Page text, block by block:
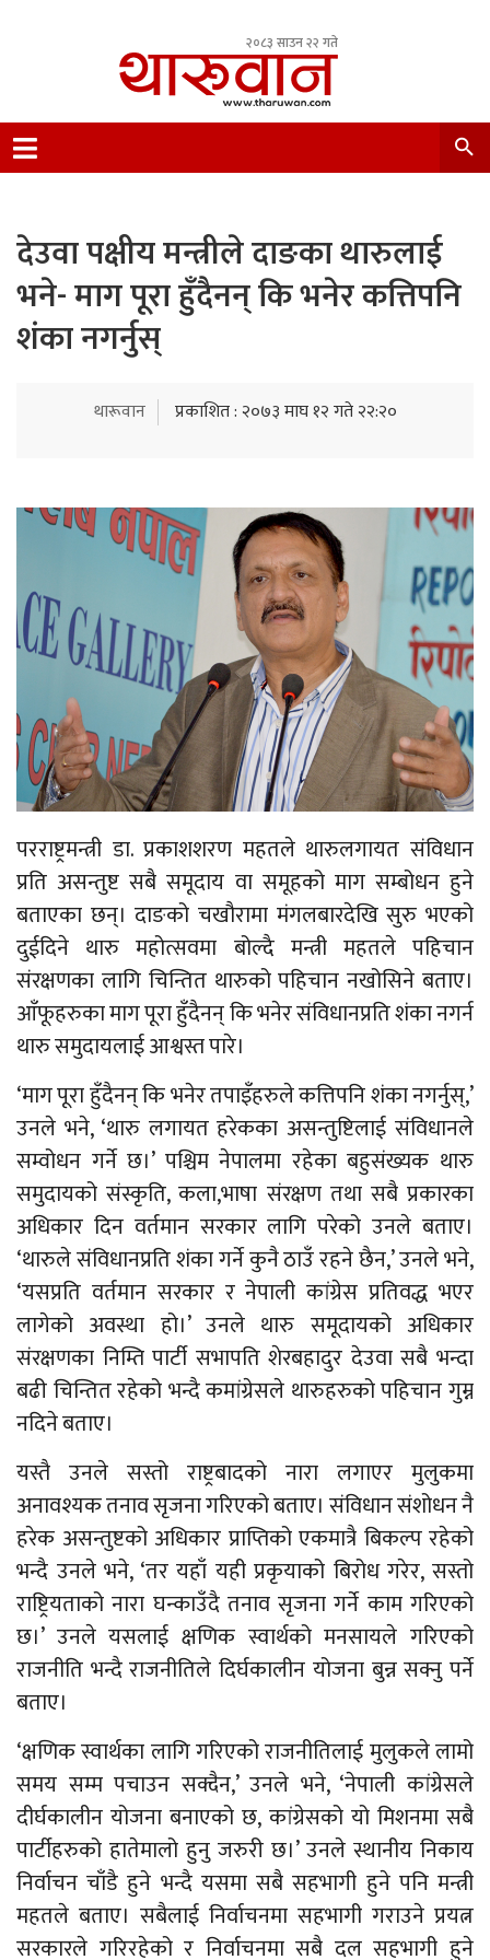
२०८३ साउन २२ गते
Nepal.
देउवा पक्षीय मन्त्रीले दाङका थारुलाई
भने- माग पूरा हुँदैनन् कि भनेर कत्तिपनि
शंका नगर्नुस्
थारूवान प्रकाशित : २०७३ माघ १२ गते २२:२०
परराष्ट्रमन्त्री डा. प्रकाशशरण महतले थारुलगायत संविधान
प्रति असन्तुष्ट सबै समूदाय वा समूहको माग सम्बोधन हुने
बताएका छन्। दाङको चखौरामा मंगलबारदेखि सुरु भएको
दुईदिने थारु महोत्सवमा बोल्दै मन्त्री महतले पहिचान
संरक्षणका लागि चिन्तित थारुको पहिचान नखोसिने बताए।
आँफूहरुका माग पूरा हुँदैनन् कि भनेर संविधानप्रति शंका नगर्न
थारु समुदायलाई आश्वस्त पारे।
‘माग पूरा हुँदैनन् कि भनेर तपाइँहरुले कत्तिपनि शंका नगर्नुस्,’
उनले भने, ‘थारु लगायत हरेकका असन्तुष्टिलाई संविधानले
सम्वोधन गर्ने छ।’ पश्चिम नेपालमा रहेका बहुसंख्यक थारु
समुदायको संस्कृति, कला,भाषा संरक्षण तथा सबै प्रकारका
अधिकार दिन वर्तमान सरकार लागि परेको उनले बताए।
‘थारुले संविधानप्रति शंका गर्ने कुनै ठाउँ रहने छैन,’ उनले भने,
‘यसप्रति वर्तमान सरकार र नेपाली कांग्रेस प्रतिवद्ध भएर
लागेको अवस्था हो।’ उनले थारु समूदायको अधिकार
संरक्षणका निम्ति पार्टी सभापति शेरबहादुर देउवा सबै भन्दा
बढी चिन्तित रहेको भन्दै कमांग्रेसले थारुहरुको पहिचान गुम्न
नदिने बताए।
यस्तै उनले सस्तो राष्ट्रबादको नारा लगाएर मुलुकमा
अनावश्यक तनाव सृजना गरिएको बताए। संविधान संशोधन नै
हरेक असन्तुष्टको अधिकार प्राप्तिको एकमात्रै बिकल्प रहेको
भन्दै उनले भने, ‘तर यहाँ यही प्रकृयाको बिरोध गरेर, सस्तो
राष्ट्रियताको नारा घन्काउँदै तनाव सृजना गर्ने काम गरिएको
छ।’ उनले यसलाई क्षणिक स्वार्थको मनसायले गरिएको
राजनीति भन्दै राजनीतिले दिर्घकालीन योजना बुन्न सक्नु पर्ने
बताए।
‘क्षणिक स्वार्थका लागि गरिएको राजनीतिलाई मुलुकले लामो
समय सम्म पचाउन सक्दैन,’ उनले भने, ‘नेपाली कांग्रेसले
दीर्घकालीन योजना बनाएको छ, कांग्रेसको यो मिशनमा सबै
पार्टीहरुको हातेमालो हुनु जरुरी छ।’ उनले स्थानीय निकाय
निर्वाचन चाँडै हुने भन्दै यसमा सबै सहभागी हुने पनि मन्त्री
महतले बताए। सबैलाई निर्वाचनमा सहभागी गराउने प्रयत्न
सरकारले गरिरहेको र निर्वाचनमा सबै दल सहभागी हुने